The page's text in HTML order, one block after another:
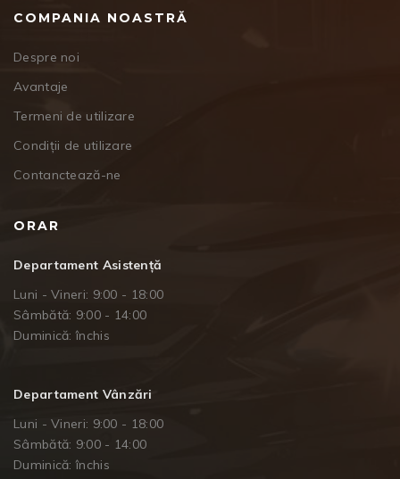
COMPANIA NOASTRĂ
Despre noi
Avantaje
Termeni de utilizare
Condiții de utilizare
Contanctează-ne
ORAR
Departament Asistență
Luni - Vineri: 9:00 - 18:00
Sâmbătă: 9:00 - 14:00
Duminică: închis
Departament Vânzări
Luni - Vineri: 9:00 - 18:00
Sâmbătă: 9:00 - 14:00
Duminică: închis